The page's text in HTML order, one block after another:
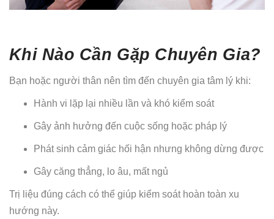
Khi Nào Cần Gặp Chuyên Gia?
Bạn hoặc người thân nên tìm đến chuyên gia tâm lý khi:
Hành vi lặp lại nhiều lần và khó kiểm soát
Gây ảnh hưởng đến cuộc sống hoặc pháp lý
Phát sinh cảm giác hối hận nhưng không dừng được
Gây căng thẳng, lo âu, mất ngủ
Trị liệu đúng cách có thể giúp kiểm soát hoàn toàn xu
hướng này.